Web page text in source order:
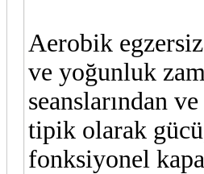
Aerobik
ve yoğunluk
seanslarından
tipik olarak
fonksiyonel